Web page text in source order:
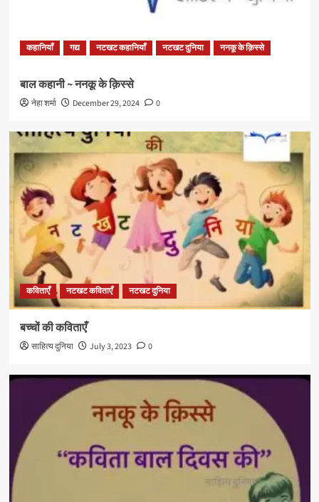
कहानियाँ गद्य नटखट कहानियाँ नटखट दुनिया ननकू के क़िस्से
बाल कहानी ~ ननकू के क़िस्से
नेहा शर्मा December 29, 2024 0
कविताएँ नटखट कविताएँ नटखट दुनिया
बच्चों की कविताएँ
साहित्य दुनिया July 3, 2023 0